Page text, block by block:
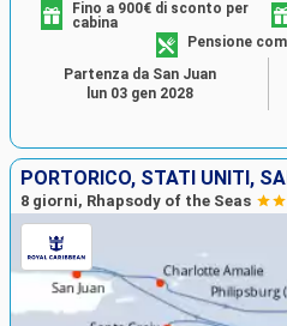
Fino a 900€ di sconto per
cabina
Pensione
Partenza da San Juan
lun 03 gen 2028
8 giorni, Rhapsody of the Seas